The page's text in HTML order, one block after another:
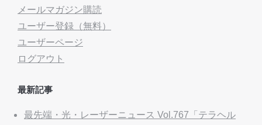
メールマガジン購読
ユーザー登録（無料）
ユーザーページ
ログアウト
最新記事
最先端・光・レーザーニュース Vol.767「テラヘル